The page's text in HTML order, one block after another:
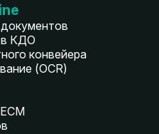
КДО
конвейера
(OCR)